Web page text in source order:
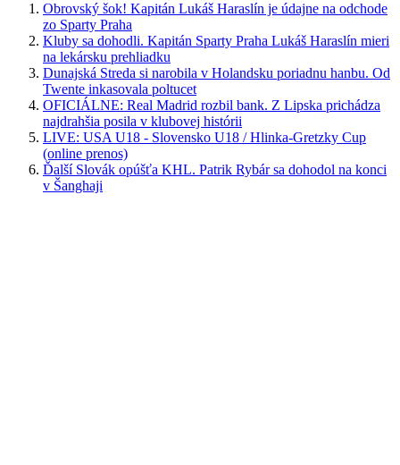
Obrovský šok! Kapitán Lukáš Haraslín je údajne na odchode
zo Sparty Praha
Kluby sa dohodli. Kapitán Sparty Praha Lukáš Haraslín mieri
na lekársku prehliadku
Dunajská Streda si narobila v Holandsku poriadnu hanbu. Od
Twente inkasovala poltucet
OFICIÁLNE: Real Madrid rozbil bank. Z Lipska prichádza
najdrahšia posila v klubovej histórii
LIVE: USA U18 - Slovensko U18 / Hlinka-Gretzky Cup
(online prenos)
Ďalší Slovák opúšťa KHL. Patrik Rybár sa dohodol na konci
v Šanghaji